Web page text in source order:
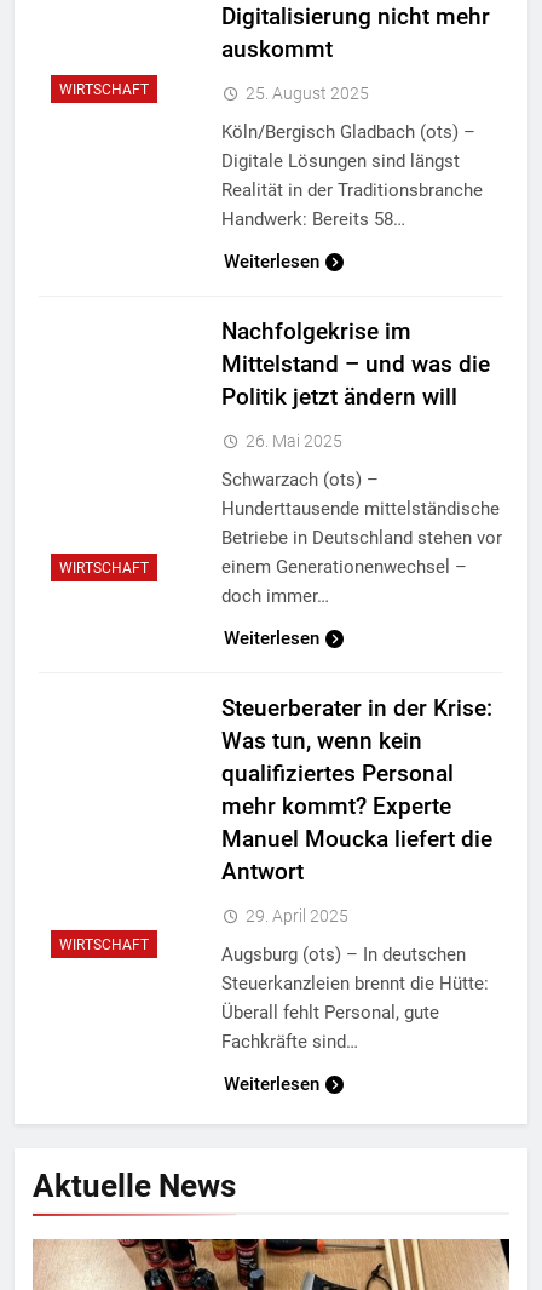
WIRTSCHAFT
Digitalisierung nicht mehr
auskommt
25. August 2025
Köln/Bergisch Gladbach (ots) –
Digitale Lösungen sind längst
Realität in der Traditionsbranche
Handwerk: Bereits 58…
Weiterlesen
WIRTSCHAFT
Nachfolgekrise im
Mittelstand – und was die
Politik jetzt ändern will
26. Mai 2025
Schwarzach (ots) –
Hunderttausende mittelständische
Betriebe in Deutschland stehen vor
einem Generationenwechsel –
doch immer…
Weiterlesen
WIRTSCHAFT
Steuerberater in der Krise:
Was tun, wenn kein
qualifiziertes Personal
mehr kommt? Experte
Manuel Moucka liefert die
Antwort
29. April 2025
Augsburg (ots) – In deutschen
Steuerkanzleien brennt die Hütte:
Überall fehlt Personal, gute
Fachkräfte sind…
Weiterlesen
Aktuelle News